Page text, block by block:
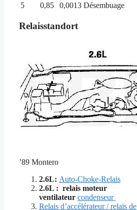
5
0,85 0,0013 Désembuage
Relaisstandort
’89 Montero
2.6L: Auto-Choke-Relais
2.6L : relais moteur
ventilateur condenseur
Relais d’accélérateur / relais de